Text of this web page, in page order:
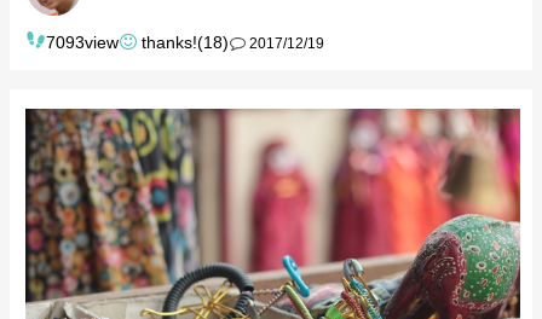
7093view thanks!(18) 2017/12/19